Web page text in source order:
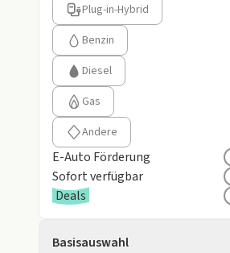
Plug-in-Hybrid
Benzin
Diesel
Gas
Andere
E-Auto Förderung
Sofort verfügbar
Deals
Basisauswahl